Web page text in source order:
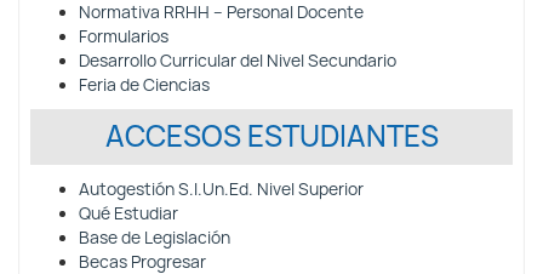
Normativa RRHH – Personal Docente
Formularios
Desarrollo Curricular del Nivel Secundario
Feria de Ciencias
ACCESOS ESTUDIANTES
Autogestión S.I.Un.Ed. Nivel Superior
Qué Estudiar
Base de Legislación
Becas Progresar